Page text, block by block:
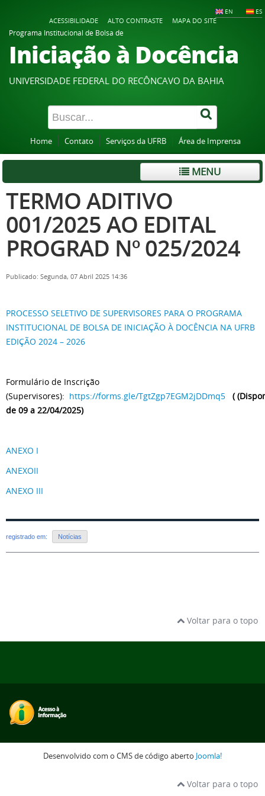
EN ES
ACESSIBILIDADE ALTO CONTRASTE
MAPA DO SITE
Programa Institucional de Bolsa de
Iniciação à Docência
UNIVERSIDADE FEDERAL DO RECÔNCAVO DA BAHIA
Home Contato Serviços da UFRB Área de Imprensa
MENU
TERMO ADITIVO
001/2025 AO EDITAL
PROGRAD Nº 025/2024
Publicado: Segunda, 07 Abril 2025 14:36
PROCESSO SELETIVO DE SUPERVISORES PARA O PROGRAMA
INSTITUCIONAL DE BOLSA DE INICIAÇÃO À DOCÊNCIA NA UFRB
EDIÇÃO 2024 – 2026
Formulário de Inscrição
(Supervisores): https://forms.gle/TgtZgp7EGM2jDDmq5 (
de 09 a 22/04/2025)
ANEXO I
ANEXOII
ANEXO III
registrado em: Notícias
Voltar para o topo
Desenvolvido com o CMS de código aberto Joomla!
Voltar para o topo